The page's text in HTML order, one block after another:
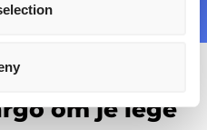
om je lege